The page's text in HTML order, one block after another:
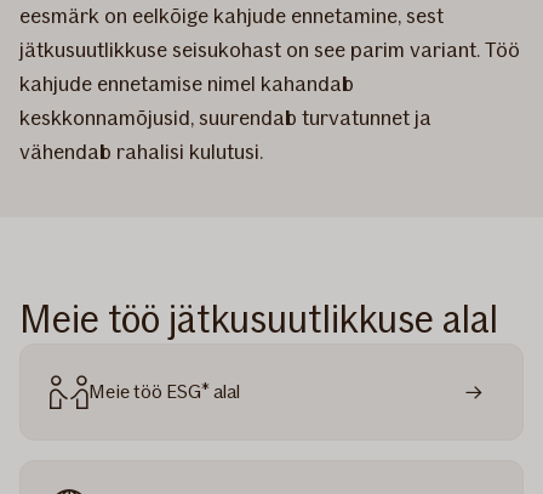
eesmärk on eelkõige kahjude ennetamine, sest
jätkusuutlikkuse seisukohast on see parim variant. Töö
kahjude ennetamise nimel kahandab
keskkonnamõjusid, suurendab turvatunnet ja
vähendab rahalisi kulutusi.
Meie töö jätkusuutlikkuse alal
Meie töö ESG* alal